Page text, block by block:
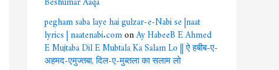
pegham saba laye hai gulzar-e-Nabi se |naat
lyrics | naatenabi.comonAy HabeeB E Ahmed
E Mujtaba Dil E Mubtala Ka Salam Lo || ऐ हबीब-ए-
अहमद-एमुज्तबा, दिल-ए-मुब्तला का सलाम लो